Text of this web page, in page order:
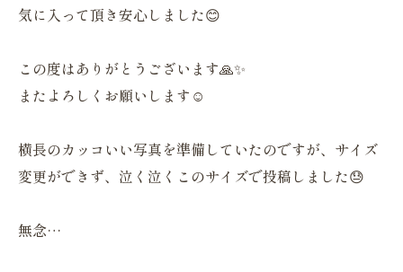
気に入って頂き安心しました😊
この度はありがとうございます🙏✨
またよろしくお願いします☺︎
横長のカッコいい写真を準備していたのですが、サイズ
変更ができず、泣く泣くこのサイズで投稿しました😓
無念…